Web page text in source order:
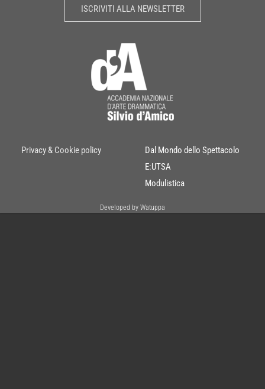
ISCRIVITI ALLA NEWSLETTER
Privacy & Cookie policy
Dal Mondo dello Spettacolo
E:UTSA
Modulistica
Developed by Watuppa